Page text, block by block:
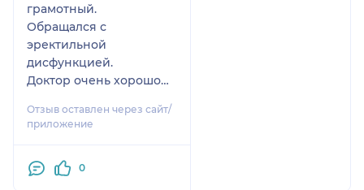
грамотный.
Обращался с
эректильной
дисфункцией.
Доктор очень хорошо
и успокаивает.
Остался доволен
отношением врача.
Отзыв оставлен через сайт/
приложение
0